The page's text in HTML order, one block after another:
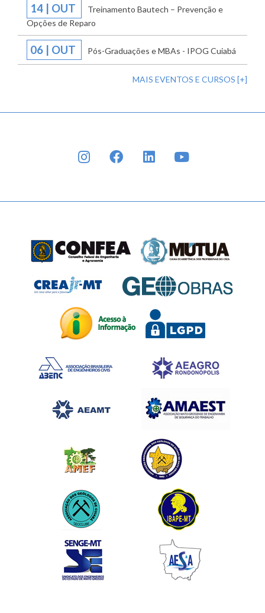
14 | OUT
Treinamento Bautech – Prevenção e
Opções de Reparo
06 | OUT Pós-Graduações e MBAs - IPOG Cuiabá
MAIS EVENTOS E CURSOS [+]
INSTAGRAMFACEBOOKLINKEDIN